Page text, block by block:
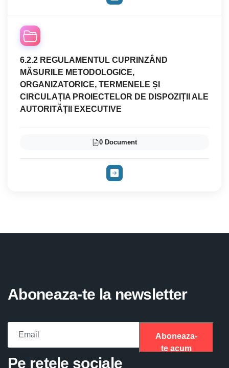
6.2.2 REGULAMENTUL CUPRINZÂND
MĂSURILE METODOLOGICE,
ORGANIZATORICE, TERMENELE ȘI
CIRCULAȚIA PROIECTELOR DE DISPOZIȚII ALE
AUTORITĂȚII EXECUTIVE
0 Document
Aboneaza-te la newsletter
Aboneaza-
te acum
Pe retele sociale